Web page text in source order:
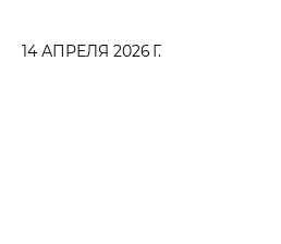
14 АПРЕЛЯ 2026 Г.